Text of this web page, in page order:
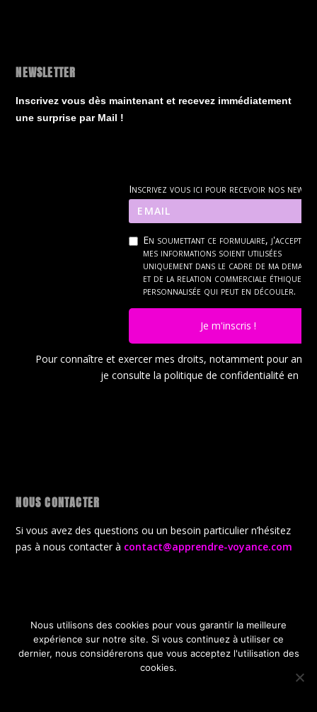
NEWSLETTER
Inscrivez vous dès maintenant et recevez immédiatement
une surprise par Mail !
Inscrivez vous ici pour recevoir nos news
En soumettant ce formulaire, j'accepte
mes informations soient utilisées
uniquement dans le cadre de ma
et de la relation commerciale éthique et
personnalisée qui peut en découler.
Je m'inscris !
Pour connaître et exercer mes droits, notamment pour
je consulte la politique de confidentialité en
NOUS CONTACTER
Si vous avez des questions ou un besoin particulier n’hésitez
pas à nous contacter à contact@apprendre-voyance.com
Conçu parElegant Themes| Propulsé par WordPress
CGV
Politique de confidentialité
Politique de gestion des cookies
Nous utilisons des cookies pour vous garantir la meilleure
expérience sur notre site. Si vous continuez à utiliser ce
dernier, nous considérerons que vous acceptez l'utilisation des
cookies.